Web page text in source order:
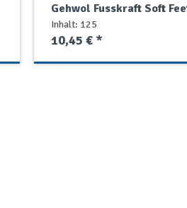
Gehwol Fusskraft Soft
Peeling
Inhalt: 125
10,45 € *
Sanitätshaus... Same Day